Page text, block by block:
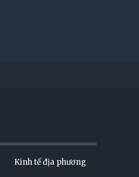
Kinh tế địa phương